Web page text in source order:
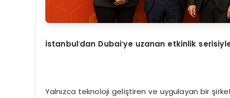
İstanbul’dan Dubai’ye uzanan etkinlik
Yalnızca teknoloji geliştiren ve uygulayan bir